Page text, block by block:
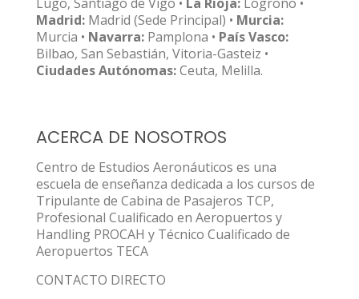
Madrid: Madrid (Sede Principal) • Murcia:
Murcia • Navarra: Pamplona • País Vasco:
Bilbao, San Sebastián, Vitoria-Gasteiz •
Ciudades Autónomas:Ceuta, Melilla.
ACERCA DE NOSOTROS
Centro de Estudios Aeronáuticos es una
escuela de enseñanza dedicada a los cursos de
Tripulante de Cabina de Pasajeros TCP,
Profesional Cualificado en Aeropuertos y
Handling PROCAH y Técnico Cualificado de
Aeropuertos TECA
CONTACTO DIRECTO